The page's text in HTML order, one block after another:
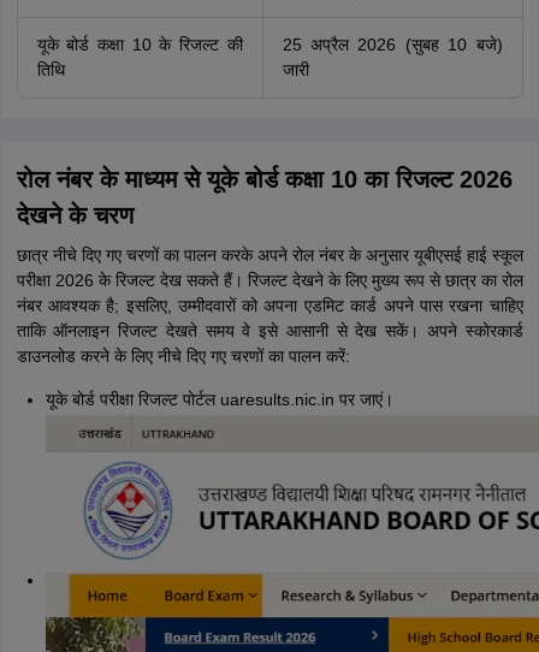
यूके बोर्ड कक्षा 10 के रिजल्ट की
तिथि
25 अप्रैल 2026 (सुबह 10 बजे)
जारी
रोल नंबर के माध्यम से यूके बोर्ड कक्षा 10 का रिजल्ट 2026
देखने के चरण
छात्र नीचे दिए गए चरणों का पालन करके अपने रोल नंबर के अनुसार यूबीएसई हाई स्कूल
परीक्षा 2026 के रिजल्ट देख सकते हैं। रिजल्ट देखने के लिए मुख्य रूप से छात्र का रोल
नंबर आवश्यक है; इसलिए, उम्मीदवारों को अपना एडमिट कार्ड अपने पास रखना चाहिए
ताकि ऑनलाइन रिजल्ट देखते समय वे इसे आसानी से देख सकें। अपने स्कोरकार्ड
डाउनलोड करने के लिए नीचे दिए गए चरणों का पालन करें:
यूके बोर्ड परीक्षा रिजल्ट पोर्टल uaresults.nic.in पर जाएं।